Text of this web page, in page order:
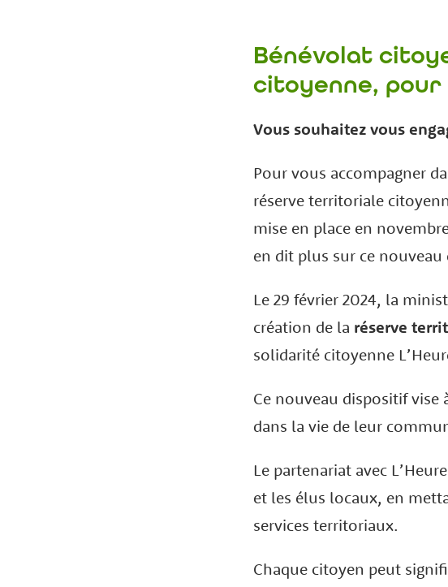
Bénévolat
citoyenne, pour
Vous souhaitez vous
Pour vous accompagner
réserve territoriale
mise en place en
en dit plus sur ce
Le 29 février 2024, la
création de la réserve
solidarité citoyenne
Ce nouveau dispositif vise
dans la vie de leur
Le partenariat avec
et les élus locaux, en
services territoriaux.
Chaque citoyen peut